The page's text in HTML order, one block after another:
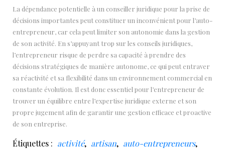
La dépendance potentielle à un conseiller juridique pour la prise de
décisions importantes peut constituer un inconvénient pour l’auto-
entrepreneur, car cela peut limiter son autonomie dans la gestion
de son activité. En s’appuyant trop sur les conseils juridiques,
l’entrepreneur risque de perdre sa capacité à prendre des
décisions stratégiques de manière autonome, ce qui peut entraver
sa réactivité et sa flexibilité dans un environnement commercial en
constante évolution. Il est donc essentiel pour l’entrepreneur de
trouver un équilibre entre l’expertise juridique externe et son
propre jugement afin de garantir une gestion efficace et proactive
de son entreprise.
Étiquettes : activité, artisan, auto-entrepreneurs,